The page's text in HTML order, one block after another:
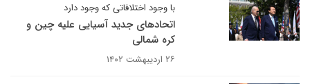
با وجود اختلافاتی که وجود دارد
اتحادهای جدید آسیایی علیه چین و
کره شمالی
۲۶ اردیبهشت ۱۴۰۲